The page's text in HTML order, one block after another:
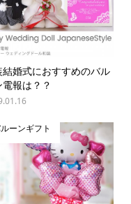
結婚式におすすめのバル
電報は？？
ーンギフト